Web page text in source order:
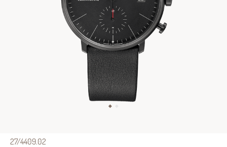
27/4409.02